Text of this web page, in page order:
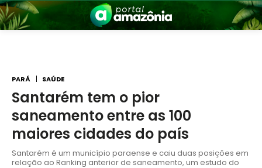
PARÁ SAÚDE
Santarém tem o pior
saneamento entre as 100
maiores cidades do país
Santarém é um município paraense e caiu duas posições em
relação ao Ranking anterior de saneamento, um estudo do